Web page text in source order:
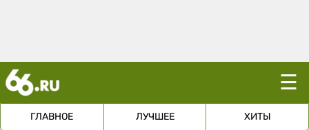
☰
ГЛАВНОЕ ЛУЧШЕЕ ХИТЫ